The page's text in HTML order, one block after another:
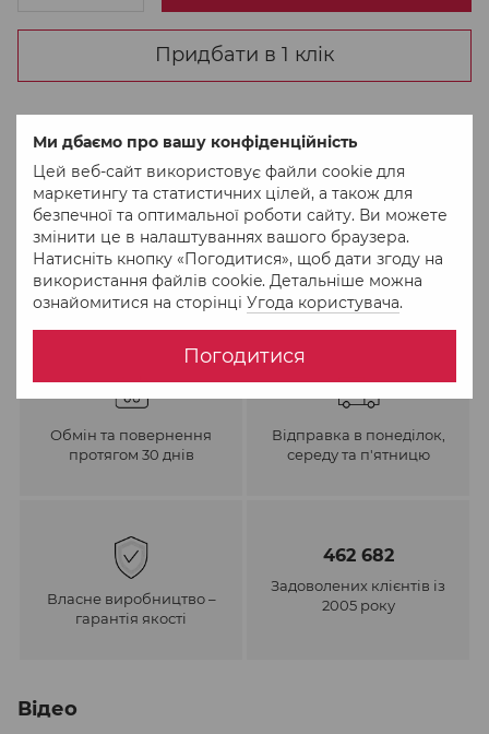
Ми дбаємо про вашу конфіденційність
Цей веб-сайт використовує файли cookie для
маркетингу та статистичних цілей, а також для
безпечної та оптимальної роботи сайту. Ви можете
змінити це в налаштуваннях вашого браузера.
Натисніть кнопку «Погодитися», щоб дати згоду на
використання файлів cookie. Детальніше можна
ознайомитися на сторінці Угода користувача.
Погодитися
Придбати в 1 клік
Обмін та повернення
протягом 30 днів
Відправка в понеділок,
середу та п'ятницю
Власне виробництво –
гарантія якості
462 682
Задоволених клієнтів із
2005 року
Відео